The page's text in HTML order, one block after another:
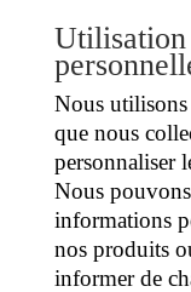
Utilisation
Nous
que nous
personnaliser
Nous
informations
nos produits
informer de